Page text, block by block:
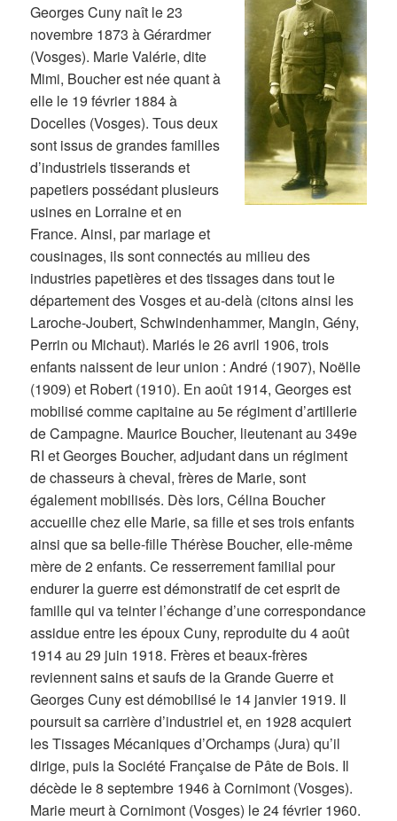
Georges Cuny naît le 23
novembre 1873 à Gérardmer
(Vosges). Marie Valérie, dite
Mimi, Boucher est née quant à
elle le 19 février 1884 à
Docelles (Vosges). Tous deux
sont issus de grandes familles
d’industriels tisserands et
papetiers possédant plusieurs
usines en Lorraine et en
France. Ainsi, par mariage et
cousinages, ils sont connectés au milieu des
industries papetières et des tissages dans tout le
département des Vosges et au-delà (citons ainsi les
Laroche-Joubert, Schwindenhammer, Mangin, Gény,
Perrin ou Michaut). Mariés le 26 avril 1906, trois
enfants naissent de leur union : André (1907), Noëlle
(1909) et Robert (1910). En août 1914, Georges est
mobilisé comme capitaine au 5e régiment d’artillerie
de Campagne. Maurice Boucher, lieutenant au 349e
RI et Georges Boucher, adjudant dans un régiment
de chasseurs à cheval, frères de Marie, sont
également mobilisés. Dès lors, Célina Boucher
accueille chez elle Marie, sa fille et ses trois enfants
ainsi que sa belle-fille Thérèse Boucher, elle-même
mère de 2 enfants. Ce resserrement familial pour
endurer la guerre est démonstratif de cet esprit de
famille qui va teinter l’échange d’une correspondance
assidue entre les époux Cuny, reproduite du 4 août
1914 au 29 juin 1918. Frères et beaux-frères
reviennent sains et saufs de la Grande Guerre et
Georges Cuny est démobilisé le 14 janvier 1919. Il
poursuit sa carrière d’industriel et, en 1928 acquiert
les Tissages Mécaniques d’Orchamps (Jura) qu’il
dirige, puis la Société Française de Pâte de Bois. Il
décède le 8 septembre 1946 à Cornimont (Vosges).
Marie meurt à Cornimont (Vosges) le 24 février 1960.